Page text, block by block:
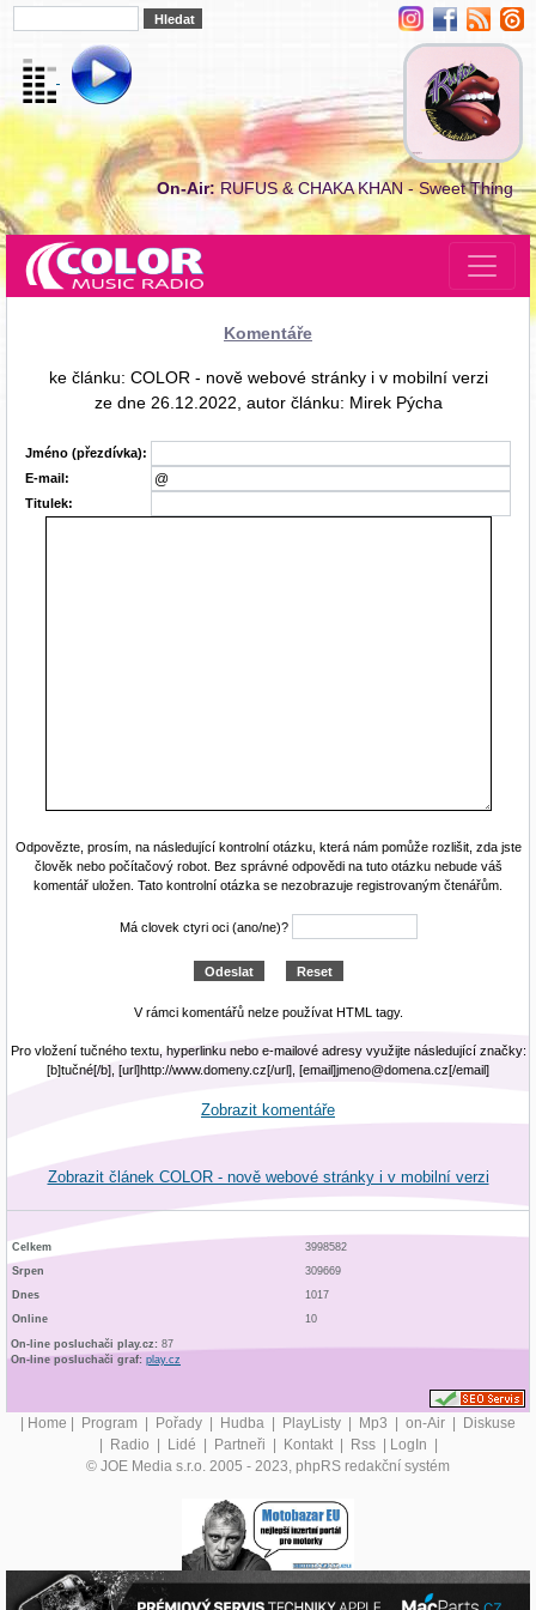
On-Air:RUFUS & CHAKA KHAN - Sweet Thing
Komentáře
ke článku: COLOR - nově webové stránky i v mobilní verzi
ze dne 26.12.2022, autor článku: Mirek Pýcha
Jméno (přezdívka):
E-mail:
Titulek:
Odpovězte, prosím, na následující kontrolní otázku, která nám pomůže rozlišit, zda jste
člověk nebo počítačový robot. Bez správné odpovědi na tuto otázku nebude váš
komentář uložen. Tato kontrolní otázka se nezobrazuje registrovaným čtenářům.
Má clovek ctyri oci (ano/ne)?
V rámci komentářů nelze používat HTML tagy.
Pro vložení tučného textu, hyperlinku nebo e-mailové adresy využijte následující značky:
[b]tučné[/b], [url]http://www.domeny.cz[/url], [email]jmeno@domena.cz[/email]
Zobrazit komentáře
Zobrazit článek COLOR - nově webové stránky i v mobilní verzi
Celkem
3998582
Srpen
309669
Dnes
1017
Online
10
On-line posluchači play.cz: 87
On-line posluchači graf: play.cz
| Home | Program | Pořady | Hudba | PlayListy | Mp3 | on-Air | Diskuse
| Radio | Lidé | Partneři | Kontakt | Rss | LogIn |
© JOE Media s.r.o. 2005 - 2023, phpRS redakční systém